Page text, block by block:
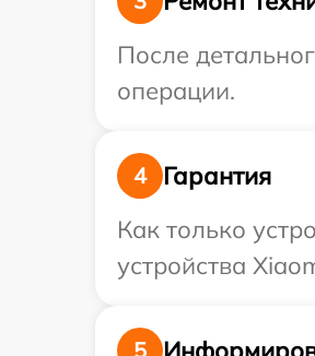
После
операции.
4
Гарантия
Как только
устройства
5